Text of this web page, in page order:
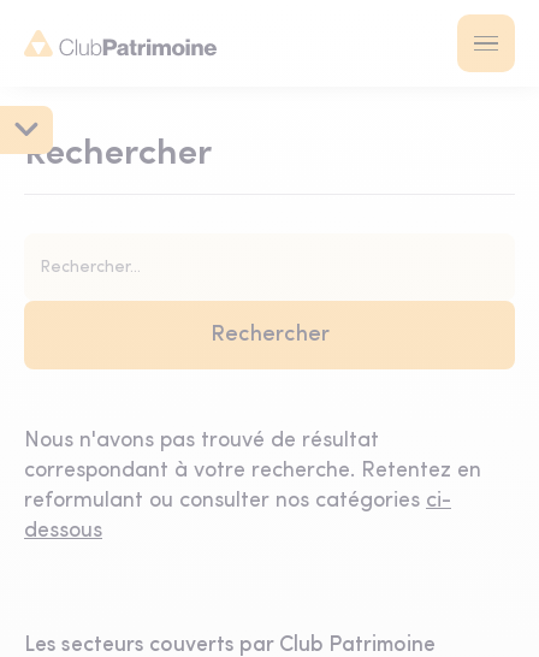
Rechercher
Nous n'avons pas trouvé de résultat
correspondant à votre recherche. Retentez en
reformulant ou consulter nos catégories ci-
dessous
Les secteurs couverts par Club Patrimoine